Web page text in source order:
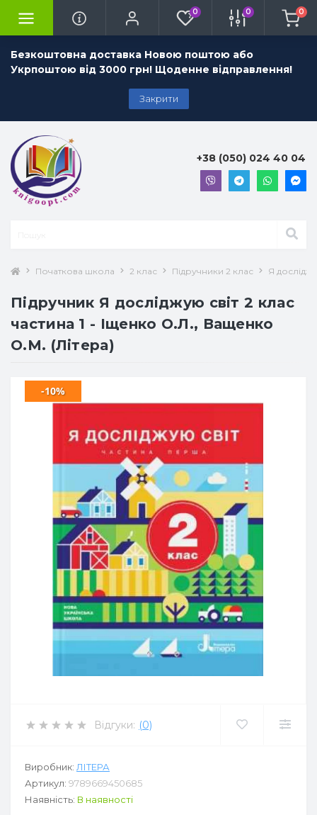
Безкоштовна доставка Новою поштою або
Укрпоштою від 3000 грн! Щоденне відправлення!
Закрити
0 0 0
+38 (050) 024 40 04
Початкова школа 2 клас Підручники 2 клас Я
Підручник Я досліджую світ 2 клас
частина 1 - Іщенко О.Л., Ващенко
О.М. (Літера)
-10%
Відгуки: (0)
Виробник: ЛІТЕРА
Артикул: 9789669450685
Наявність: В наявності